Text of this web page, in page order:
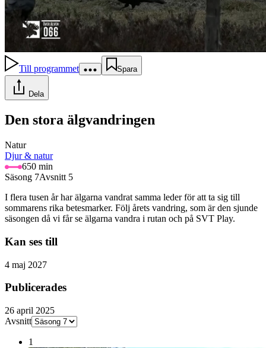
Till programmet Spara
Dela
Den stora älgvandringen
Natur
Djur & natur
650 min
Säsong 7Avsnitt 5
I flera tusen år har älgarna vandrat samma leder för att ta sig till
sommarens rika betesmarker. Följ årets vandring, som är den sjunde
säsongen då vi får se älgarna vandra i rutan och på SVT Play.
Kan ses till
4 maj 2027
Publicerades
26 april 2025
Avsnitt
1